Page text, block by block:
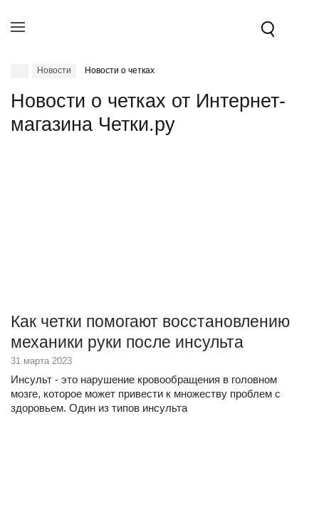
Новости Новости о четках
Новости о четках от Интернет-
магазина Четки.ру
Как четки помогают восстановлению
механики руки после инсульта
31 марта 2023
Инсульт - это нарушение кровообращения в головном
мозге, которое может привести к множеству проблем с
здоровьем. Один из типов инсульта